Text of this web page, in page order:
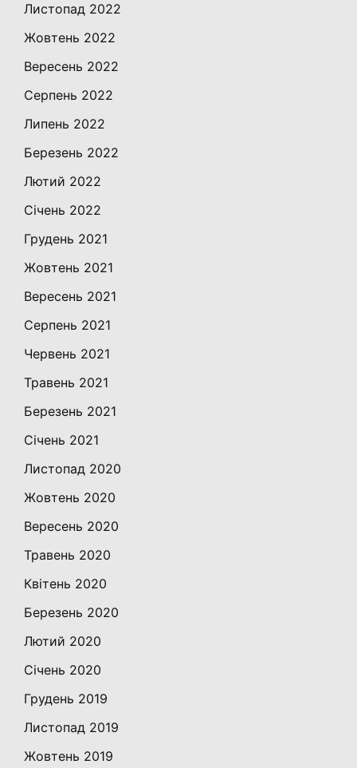
Листопад 2022
Жовтень 2022
Вересень 2022
Серпень 2022
Липень 2022
Березень 2022
Лютий 2022
Січень 2022
Грудень 2021
Жовтень 2021
Вересень 2021
Серпень 2021
Червень 2021
Травень 2021
Березень 2021
Січень 2021
Листопад 2020
Жовтень 2020
Вересень 2020
Травень 2020
Квітень 2020
Березень 2020
Лютий 2020
Січень 2020
Грудень 2019
Листопад 2019
Жовтень 2019